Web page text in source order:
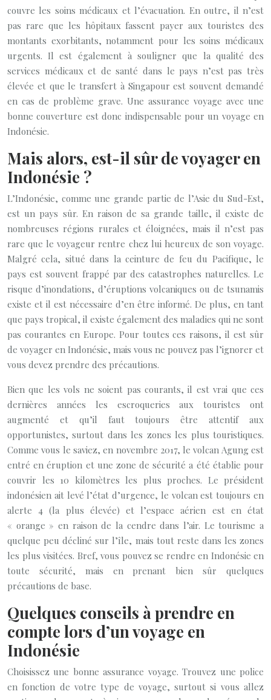
couvre les soins médicaux et l’évacuation. En outre, il n’est
pas rare que les hôpitaux fassent payer aux touristes des
montants exorbitants, notamment pour les soins médicaux
urgents. Il est également à souligner que la qualité des
services médicaux et de santé dans le pays n’est pas très
élevée et que le transfert à Singapour est souvent demandé
en cas de problème grave. Une assurance voyage avec une
bonne couverture est donc indispensable pour un voyage en
Indonésie.
Mais alors, est-il sûr de voyager en
Indonésie ?
L’Indonésie, comme une grande partie de l’Asie du Sud-Est,
est un pays sûr. En raison de sa grande taille, il existe de
nombreuses régions rurales et éloignées, mais il n’est pas
rare que le voyageur rentre chez lui heureux de son voyage.
Malgré cela, situé dans la ceinture de feu du Pacifique, le
pays est souvent frappé par des catastrophes naturelles. Le
risque d’inondations, d’éruptions volcaniques ou de tsunamis
existe et il est nécessaire d’en être informé. De plus, en tant
que pays tropical, il existe également des maladies qui ne sont
pas courantes en Europe. Pour toutes ces raisons, il est sûr
de voyager en Indonésie, mais vous ne pouvez pas l’ignorer et
vous devez prendre des précautions.
Bien que les vols ne soient pas courants, il est vrai que ces
dernières années les escroqueries aux touristes ont
augmenté et qu’il faut toujours être attentif aux
opportunistes, surtout dans les zones les plus touristiques.
Comme vous le saviez, en novembre 2017, le volcan Agung est
entré en éruption et une zone de sécurité a été établie pour
couvrir les 10 kilomètres les plus proches. Le président
indonésien ait levé l’état d’urgence, le volcan est toujours en
alerte 4 (la plus élevée) et l’espace aérien est en état
« orange » en raison de la cendre dans l’air. Le tourisme a
quelque peu décliné sur l’île, mais tout reste dans les zones
les plus visitées. Bref, vous pouvez se rendre en Indonésie en
toute sécurité, mais en prenant bien sûr quelques
précautions de base.
Quelques conseils à prendre en
compte lors d’un voyage en
Indonésie
Choisissez une bonne assurance voyage. Trouvez une police
en fonction de votre type de voyage, surtout si vous allez